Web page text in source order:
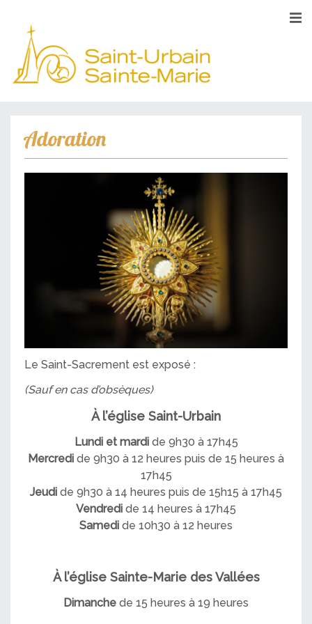
Adoration
Le Saint-Sacrement est exposé :
(Sauf en cas d’obsèques)
À l’église Saint-Urbain
Lundi et mardi de 9h30 à 17h45
Mercredi de 9h30 à 12 heures puis de 15 heures à
17h45
Jeudi de 9h30 à 14 heures puis de 15h15 à 17h45
Vendredi de 14 heures à 17h45
Samedi de 10h30 à 12 heures
À l’église Sainte-Marie des Vallées
Dimanche de 15 heures à 19 heures